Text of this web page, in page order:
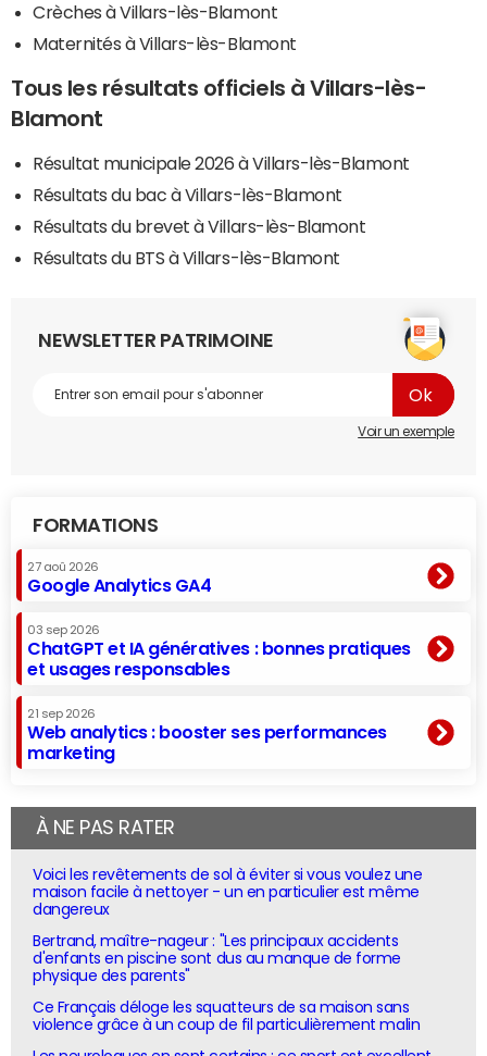
Crèches à Villars-lès-Blamont
Maternités à Villars-lès-Blamont
Tous les résultats officiels à Villars-lès-
Blamont
Résultat municipale 2026 à Villars-lès-Blamont
Résultats du bac à Villars-lès-Blamont
Résultats du brevet à Villars-lès-Blamont
Résultats du BTS à Villars-lès-Blamont
NEWSLETTER PATRIMOINE
Voir un exemple
FORMATIONS
27 aoû 2026
Google Analytics GA4
03 sep 2026
ChatGPT et IA génératives : bonnes pratiques
et usages responsables
21 sep 2026
Web analytics : booster ses performances
marketing
À NE PAS RATER
Voici les revêtements de sol à éviter si vous voulez une
maison facile à nettoyer - un en particulier est même
dangereux
Bertrand, maître-nageur : "Les principaux accidents
d'enfants en piscine sont dus au manque de forme
physique des parents"
Ce Français déloge les squatteurs de sa maison sans
violence grâce à un coup de fil particulièrement malin